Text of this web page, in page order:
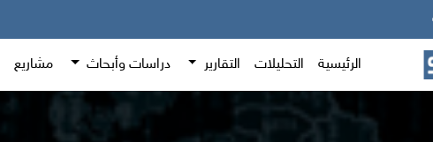
الرئيسية التحليلات التقارير دراسات وأبحاث مشاريع